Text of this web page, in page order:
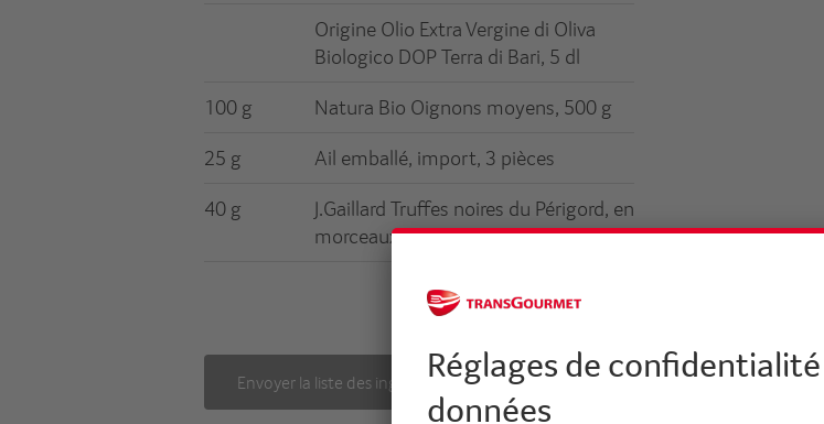
Origine Olio Extra Vergine di Oliva
Biologico DOP Terra di Bari, 5 dl
100 g Natura Bio Oignons moyens, 500 g
25 g Ail emballé, import, 3 pièces
40 g
J.Gaillard Truffes noires du Périgord, en
morceaux, 35 g
Envoyer la liste des ingrédients